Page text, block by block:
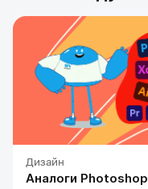
Дизайн
Аналоги Photoshop